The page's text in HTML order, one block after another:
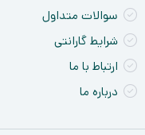
سوالات متداول
شرایط گارانتی
ارتباط با ما
درباره ما